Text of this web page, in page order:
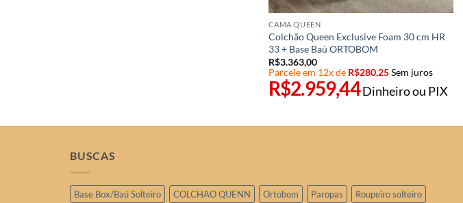
CAMA QUEEN
Colchão Queen Exclusive Foam 30 cm HR
33 + Base Baú ORTOBOM
R$3.363,00
Parcele em 12x de R$280,25Sem juros
R$2.959,44Dinheiro ou PIX
BUSCAS
Base Box/Baú Solteiro COLCHAO QUENN Ortobom Paropas Roupeiro solteiro